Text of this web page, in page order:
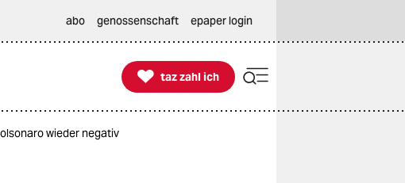
abo genossenschaft epaper login

taz zahl ich
taz zahl ich
wieder negativ